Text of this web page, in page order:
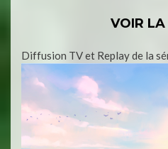
VOIR LA
Diffusion TV et Replay de la